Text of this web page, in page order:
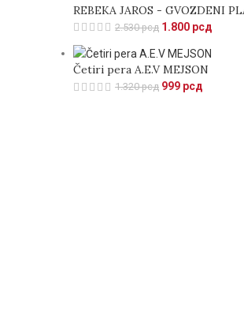
REBEKA JAROS - GVOZDENI
2.530рсд 1.800 рсд
Četiri pera A.E.V MEJSON
1.320рсд 999 рсд